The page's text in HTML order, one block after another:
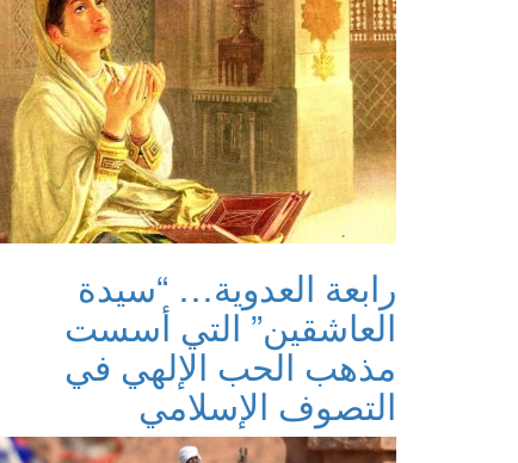
رابعة العدوية… “سيدة
العاشقين” التي أسست
مذهب الحب الإلهي في
التصوف الإسلامي